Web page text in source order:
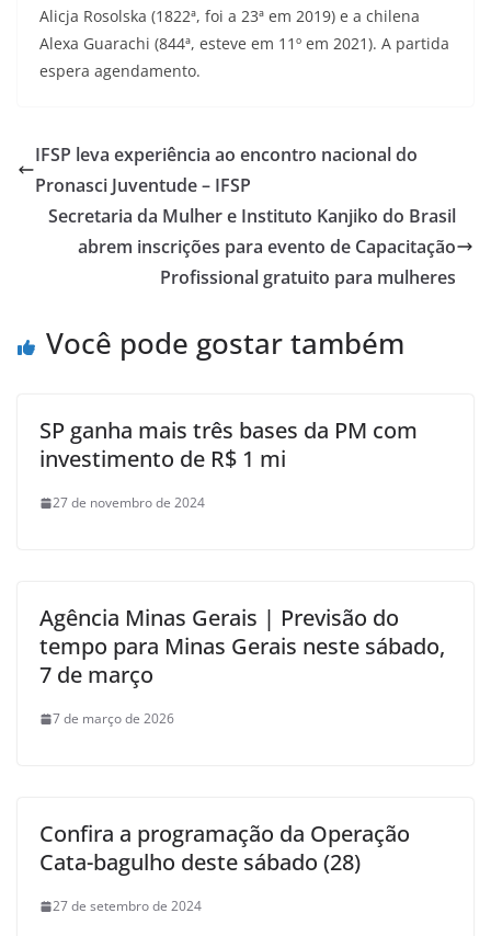
Alicja Rosolska (1822ª, foi a 23ª em 2019) e a chilena
Alexa Guarachi (844ª, esteve em 11º em 2021). A partida
espera agendamento.
IFSP leva experiência ao encontro nacional do
Pronasci Juventude – IFSP
Secretaria da Mulher e Instituto Kanjiko do Brasil
abrem inscrições para evento de Capacitação
Profissional gratuito para mulheres
Você pode gostar também
SP ganha mais três bases da PM com
investimento de R$ 1 mi
27 de novembro de 2024
Agência Minas Gerais | Previsão do
tempo para Minas Gerais neste sábado,
7 de março
7 de março de 2026
Confira a programação da Operação
Cata-bagulho deste sábado (28)
27 de setembro de 2024